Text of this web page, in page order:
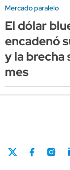
Mercado paralelo
El dólar
encadenó
y la brecha
mes